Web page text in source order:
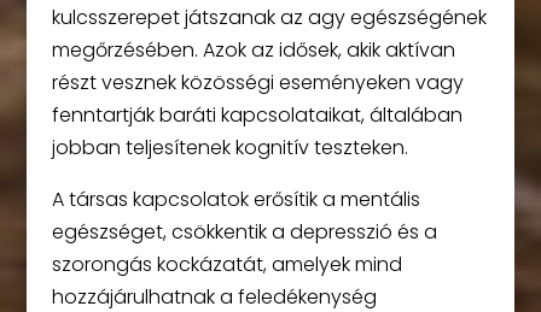
kulcsszerepet játszanak az agy egészségének
megőrzésében. Azok az idősek, akik aktívan
részt vesznek közösségi eseményeken vagy
fenntartják baráti kapcsolataikat, általában
jobban teljesítenek kognitív teszteken.
A társas kapcsolatok erősítik a mentális
egészséget, csökkentik a depresszió és a
szorongás kockázatát, amelyek mind
hozzájárulhatnak a feledékenység